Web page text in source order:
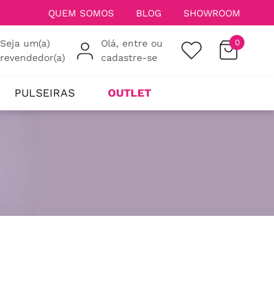
QUEM SOMOS BLOG SHOWROOM
Seja um(a)
revendedor(a)
Olá, entre ou
cadastre-se
0
PULSEIRAS OUTLET